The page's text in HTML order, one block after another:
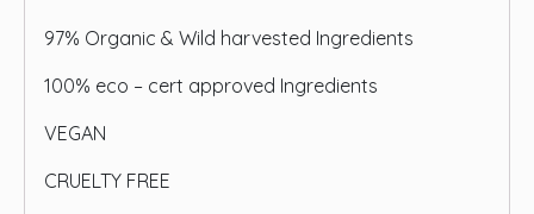
97% Organic & Wild harvested Ingredients
100% eco – cert approved Ingredients
VEGAN
CRUELTY FREE